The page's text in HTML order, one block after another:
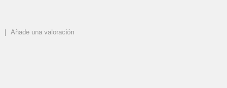
| Añade una valoración